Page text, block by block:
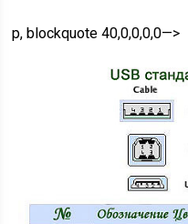
p, blockquote 40,0,0,0,0—>